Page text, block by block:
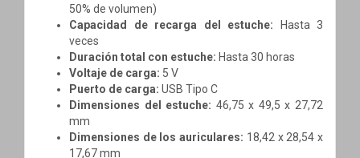
50% de volumen)
Capacidad de recarga del estuche: Hasta 3
veces
Duración total con estuche: Hasta 30 horas
Voltaje de carga: 5 V
Puerto de carga: USB Tipo C
Dimensiones del estuche: 46,75 x 49,5 x 27,72
mm
Dimensiones de los auriculares: 18,42 x 28,54 x
17,67 mm